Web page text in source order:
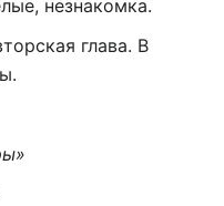
незнакомка.
глава. В